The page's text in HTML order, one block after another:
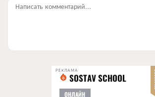
Написать комментарий...
РЕКЛАМА